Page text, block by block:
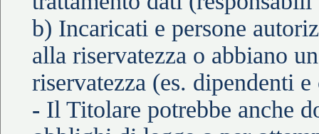
b) Incaricati e persone
alla riservatezza o abbiano
riservatezza (es. dipendenti
- Il Titolare potrebbe anche